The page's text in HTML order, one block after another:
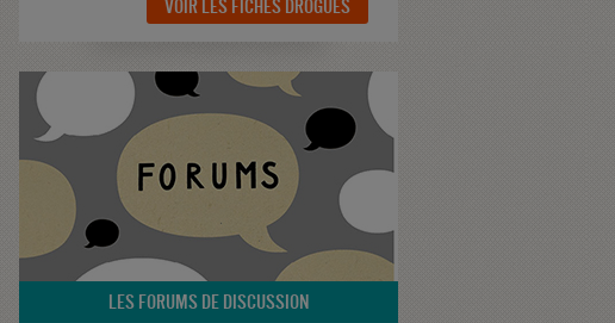
VOIR LES FICHES DROGUES
LES FORUMS DE DISCUSSION